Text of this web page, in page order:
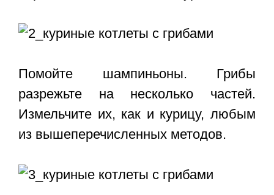
Помойте шампиньоны. Грибы
разрежьте на несколько частей.
Измельчите их, как и курицу, любым
из вышеперечисленных методов.